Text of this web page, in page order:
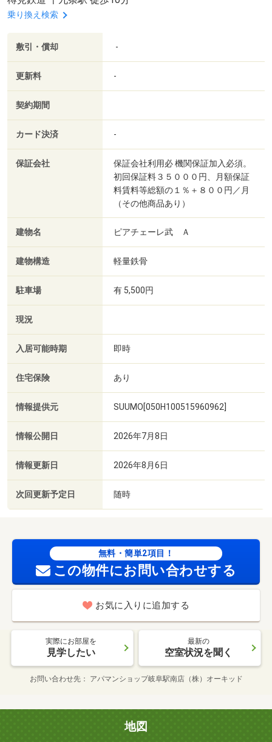
乗り換え検索
敷引・償却 -
更新料 -
契約期間
カード決済 -
保証会社
保証会社利用必 機関保証加入必須。
初回保証料３５０００円、月額保証
料賃料等総額の１％＋８００円／月
（その他商品あり）
建物名 ピアチェーレ武 Ａ
建物構造 軽量鉄骨
駐車場 有 5,500円
現況
入居可能時期 即時
住宅保険 あり
情報提供元 SUUMO[050H100515960962]
情報公開日 2026年7月8日
情報更新日 2026年8月6日
次回更新予定日 随時
無料・簡単2項目！
この物件にお問い合わせする
お気に入りに追加する
実際にお部屋を
見学したい
最新の
空室状況を聞く
お問い合わせ先 アパマンショップ岐阜駅南店（株）オーキッド
地図